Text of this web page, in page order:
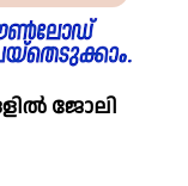
ജോലി